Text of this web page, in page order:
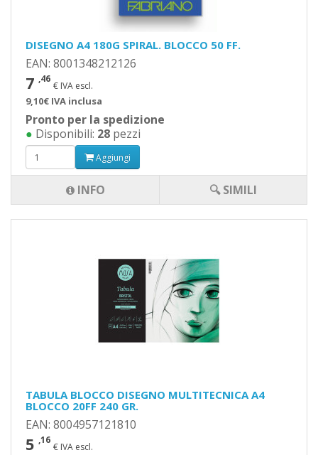
DISEGNO A4 180G SPIRAL. BLOCCO 50 FF.
EAN: 8001348212126
7 ,46
€ IVA escl.
9,10€ IVA inclusa
Pronto per la spedizione
● Disponibili: 28 pezzi
Aggiungi
INFO 🔍 SIMILI
TABULA BLOCCO DISEGNO MULTITECNICA A4
BLOCCO 20FF 240 GR.
EAN: 8004957121810
5 ,16
€ IVA escl.